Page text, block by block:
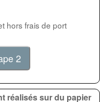
hors frais de port
réalisés sur du papier